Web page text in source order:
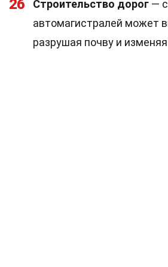
26 Строительство дорог —
автомагистралей может
разрушая почву и